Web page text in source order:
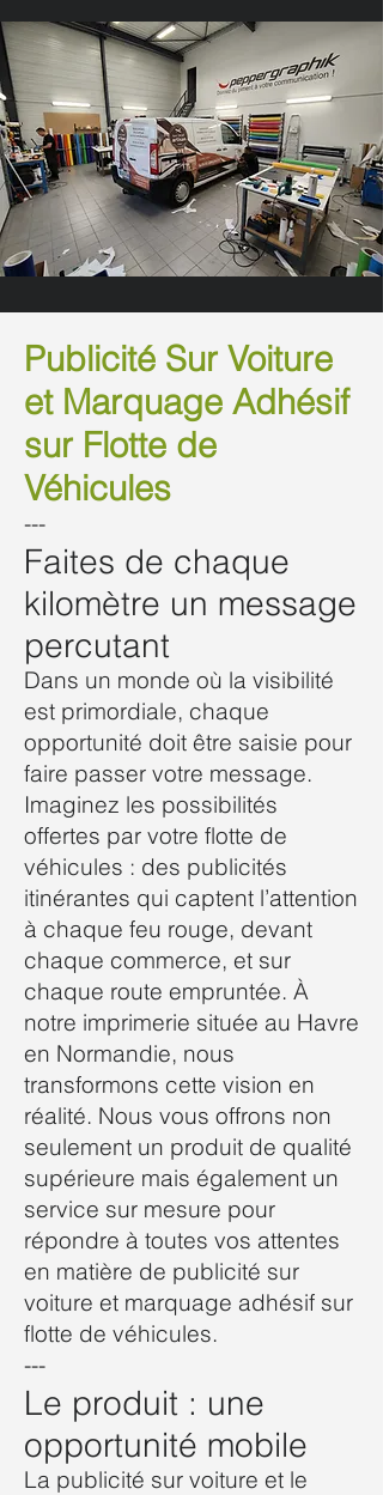
Publicité Sur Voiture
et Marquage Adhésif
sur Flotte de
Véhicules
---
Faites de chaque
kilomètre un message
percutant
Dans un monde où la visibilité
est primordiale, chaque
opportunité doit être saisie pour
faire passer votre message.
Imaginez les possibilités
offertes par votre flotte de
véhicules : des publicités
itinérantes qui captent l’attention
à chaque feu rouge, devant
chaque commerce, et sur
chaque route empruntée. À
notre imprimerie située au Havre
en Normandie, nous
transformons cette vision en
réalité. Nous vous offrons non
seulement un produit de qualité
supérieure mais également un
service sur mesure pour
répondre à toutes vos attentes
en matière de publicité sur
voiture et marquage adhésif sur
flotte de véhicules.
---
Le produit : une
opportunité mobile
La publicité sur voiture et le